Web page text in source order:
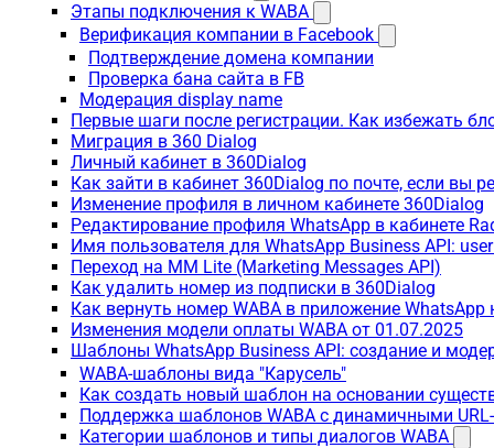
Этапы подключения к WABA
Верификация компании в Facebook
Подтверждение домена компании
Проверка бана сайта в FB
Модерация display name
Первые шаги после регистрации. Как избежать
Миграция в 360 Dialog
Личный кабинет в 360Dialog
Как зайти в кабинет 360Dialog по почте, если вы
Изменение профиля в личном кабинете 360Dialog
Редактирование профиля WhatsApp в кабинете
Имя пользователя для WhatsApp Business API:
Переход на MM Lite (Marketing Messages API)
Как удалить номер из подписки в 360Dialog
Как вернуть номер WABA в приложение WhatsApp
Изменения модели оплаты WABA от 01.07.2025
Шаблоны WhatsApp Business API: создание и
WABA-шаблоны вида "Карусель"
Как создать новый шаблон на основании
Поддержка шаблонов WABA с динамичными
Категории шаблонов и типы диалогов WABA